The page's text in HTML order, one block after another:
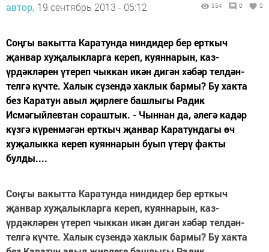
автор, 19 сентябрь 2013 - 05:12 554 0 0
Соңгы вакытта Каратунда ниндидер бер ерткыч
җанвар хуҗалыкларга кереп, куяннарын, каз-
үрдәкләрен үтереп чыккан икән дигән хәбәр телдән-
телгә күчте. Халык сүзендә хаклык бармы? Бу хакта
без Каратун авыл җирлеге башлыгы Радик
Исмәгыйлевтан сораштык. - Чыннан да, әлегә кадәр
күзгә күренмәгән ерткыч җанвар Каратундагы өч
хуҗалыкка кереп куяннарын буып үтерү факты
булды....
Соңгы вакытта Каратунда ниндидер бер ерткыч
җанвар хуҗалыкларга кереп, куяннарын, каз-
үрдәкләрен үтереп чыккан икән дигән хәбәр телдән-
телгә күчте. Халык сүзендә хаклык бармы? Бу хакта